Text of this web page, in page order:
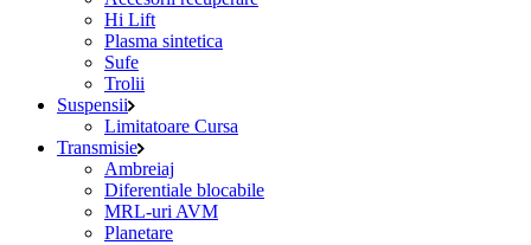
Hi Lift
Plasma sintetica
Sufe
Trolii
Suspensii
Limitatoare Cursa
Transmisie
Ambreiaj
Diferentiale blocabile
MRL-uri AVM
Planetare